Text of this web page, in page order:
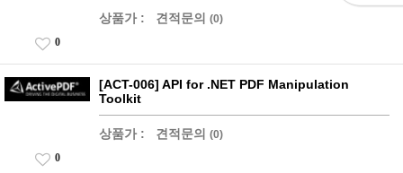
상품가 : 견적문의 (0)
0
[ACT-006] API for .NET PDF Manipulation
Toolkit
상품가 : 견적문의 (0)
0